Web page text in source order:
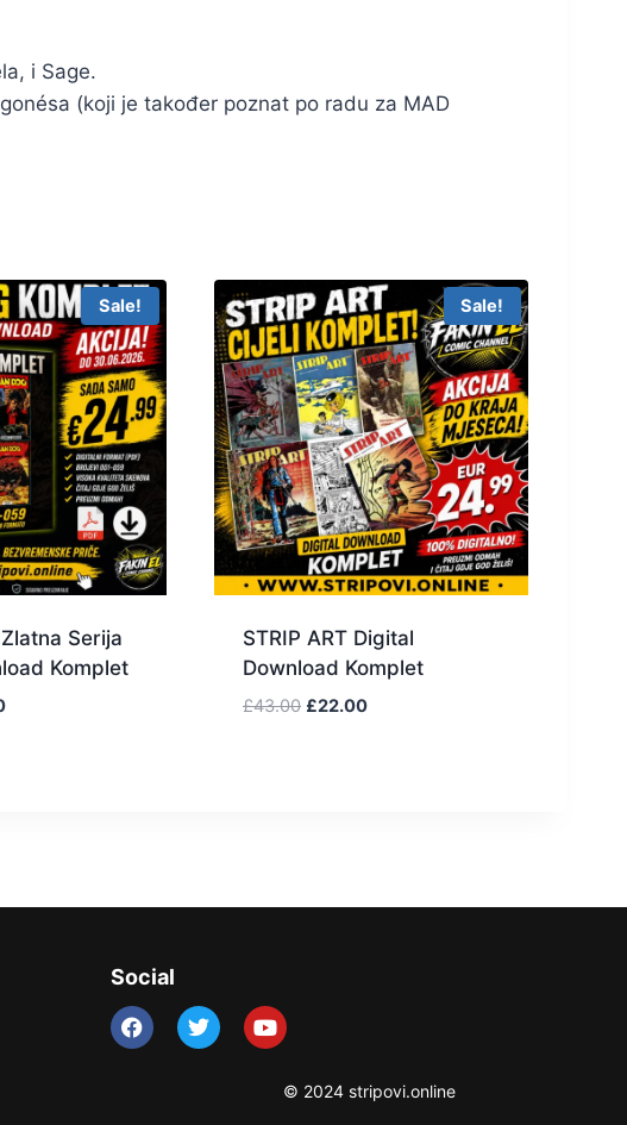
i Sage.
(koji je također poznat po radu za MAD
Sale!
Serija
Komplet
Sale!
STRIP ART Digital
Download Komplet
£43.00 £22.00
Social
© 2024 stripovi.online